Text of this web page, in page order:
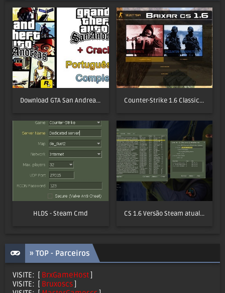
Download GTA San Andreas (PC) PT-BR Completo Counter-Strike 1.6 Classic (2025)
HLDS - Steam Cmd CS 1.6 Versão Steam atualizada (2025)
» TOP - Parceiros
VISITE: [ BrxGameHost]
VISITE: [ Bruxoscs]